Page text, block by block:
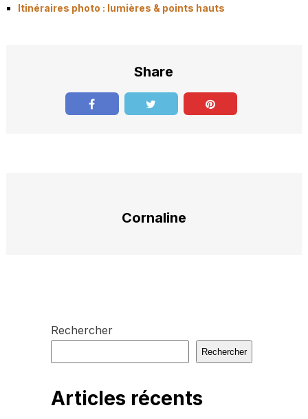
Itinéraires photo : lumières & points hauts
Share
Cornaline
Rechercher
Rechercher
Articles récents